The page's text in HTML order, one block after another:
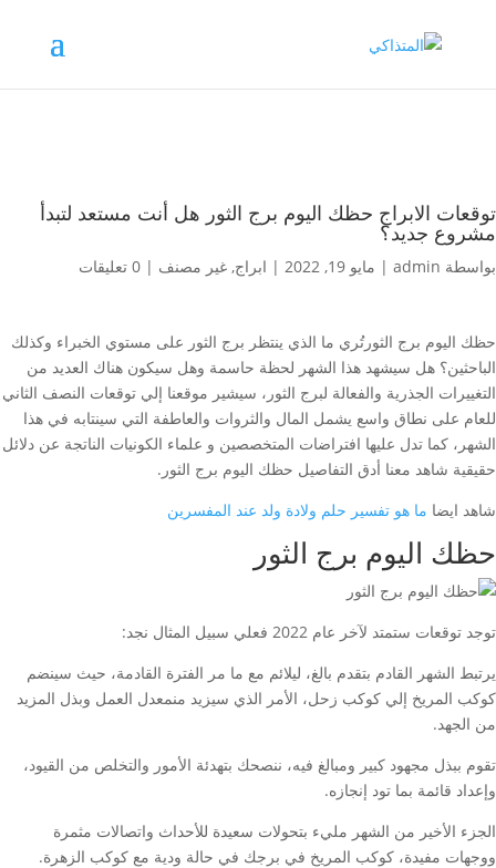
توقعات الابراج حظك اليوم برج الثور هل أنت مستعد لتبدأ
مشروع جديد؟
بواسطة admin
| مايو 19, 2022 | ابراج, غير مصنف | 0 تعليقات
حظك اليوم برج الثورتُري ما الذي ينتظر برج الثور على مستوي الخبراء وكذلك
الباحثين؟ هل سيشهد هذا الشهر لحظة حاسمة وهل سيكون هناك العديد من
التغييرات الجذرية والفعالة لبرج الثور، سيشير موقعنا إلي توقعات النصف الثاني
للعام على نطاق واسع يشمل المال والثروات والعاطفة التي سينتابه في هذا
الشهر، كما تدل عليها افتراضات المتخصصين و علماء الكونيات الناتجة عن دلائل
حقيقية شاهد معنا أدق التفاصيل حظك اليوم برج الثور.
شاهد ايضا ما هو تفسير حلم ولادة ولد عند المفسرين
حظك اليوم برج الثور
توجد توقعات ستمتد لآخر عام 2022 فعلي سبيل المثال نجد:
يرتبط الشهر القادم بتقدم بالغ، ليلائم مع ما مر الفترة القادمة، حيث سينضم
كوكب المريخ إلي كوكب زحل، الأمر الذي سيزيد منمعدل العمل وبذل المزيد
من الجهد.
تقوم ببذل مجهود كبير ومبالغ فيه، ننصحك بتهدئة الأمور والتخلص من القيود،
وإعداد قائمة بما تود إنجازه.
الجزء الأخير من الشهر مليء بتحولات سعيدة للأحداث واتصالات مثمرة
ووجهات مفيدة، كوكب المريخ في برجك في حالة ودية مع كوكب الزهرة.